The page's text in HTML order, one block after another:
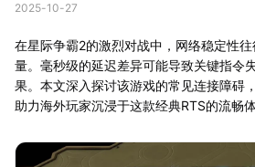
2025-10-27
在星际争霸2的激烈对战中，网络稳定性
量。毫秒级的延迟差异可能导致关键指令
果。本文深入探讨该游戏的常见连接障碍
助力海外玩家沉浸于这款经典RTS的流畅体